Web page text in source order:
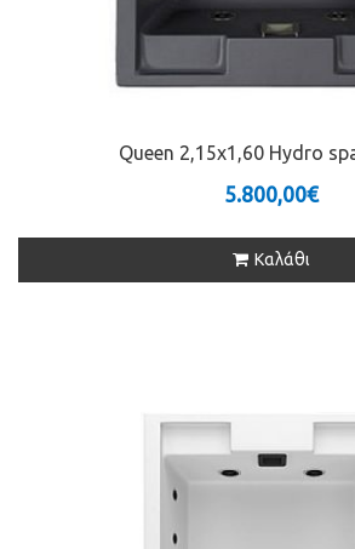
Queen 2,15x1,60 Hydro
5.800,00€
Καλάθι